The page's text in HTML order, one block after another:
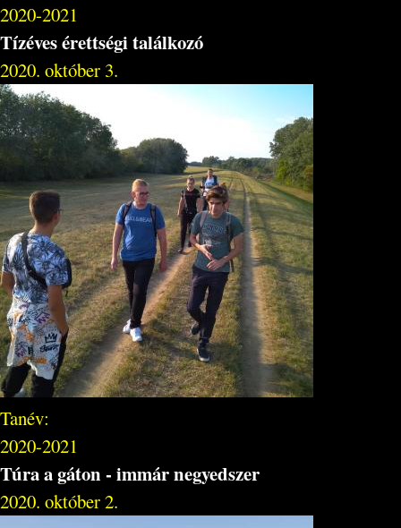
2020-2021
Tízéves érettségi találkozó
2020. október 3.
Tanév:
2020-2021
Túra a gáton - immár negyedszer
2020. október 2.